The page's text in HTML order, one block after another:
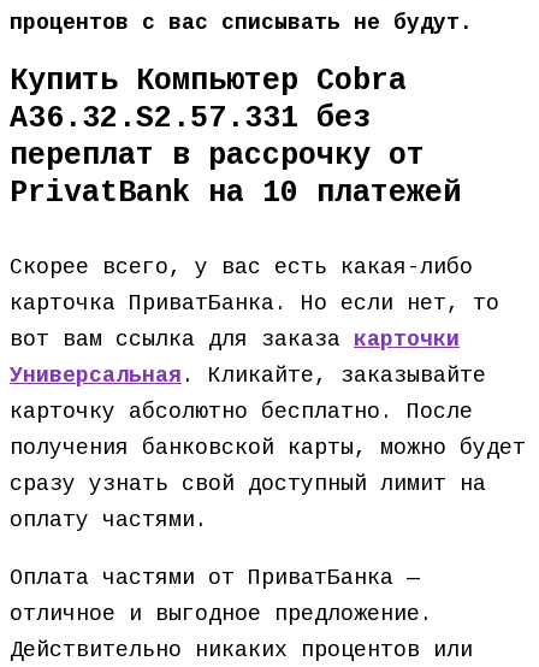
процентов с вас списывать не будут.
Купить Компьютер Cobra
A36.32.S2.57.331 без
переплат в рассрочку от
PrivatBank на 10 платежей
Скорее всего, у вас есть какая-либо
карточка ПриватБанка. Но если нет, то
вот вам ссылка для заказа карточки
Универсальная . Кликайте, заказывайте
карточку абсолютно бесплатно. После
получения банковской карты, можно будет
сразу узнать свой доступный лимит на
оплату частями.
Оплата частями от ПриватБанка —
отличное и выгодное предложение.
Действительно никаких процентов или